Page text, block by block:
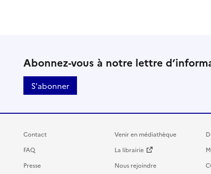
Abonnez-vous à notre lettre
S'abonner
Contact
FAQ
Presse
Venir en médiathèque
La librairie
Nous rejoindre